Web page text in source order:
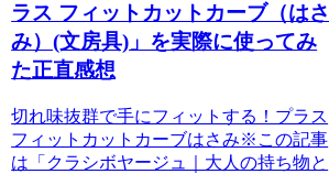
ラス フィットカットカーブ（はさ
み）(文房具)」を実際に使ってみ
た正直感想
切れ味抜群で手にフィットする！プラス
フィットカットカーブはさみ※この記事
は「クラシボヤージュ｜大人の持ち物と